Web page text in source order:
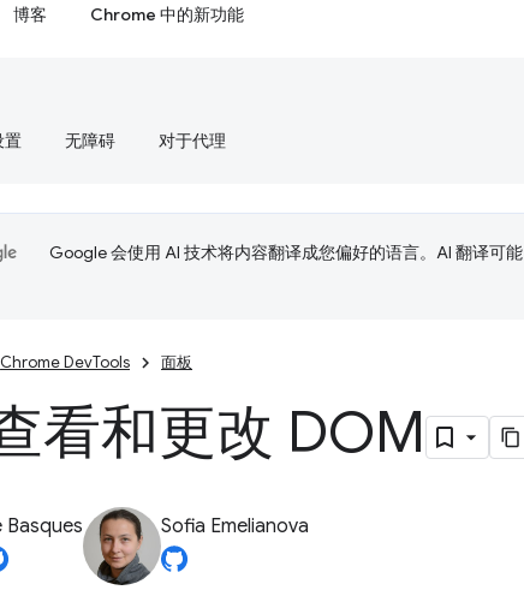
博客 Chrome 中的新功能
置 无障碍 对于代理
Google 会使用 AI 技术将内容翻译成您偏好的语言。AI 翻译可能
Chrome DevTools 面板
看和更改 DOM
Basques Sofia Emelianova